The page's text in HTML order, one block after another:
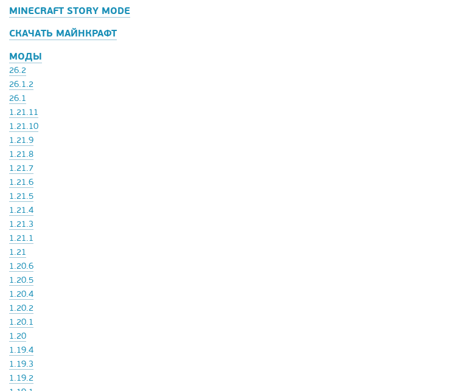
MINECRAFT STORY MODE
СКАЧАТЬ МАЙНКРАФТ
МОДЫ
26.2
26.1.2
26.1
1.21.11
1.21.10
1.21.9
1.21.8
1.21.7
1.21.6
1.21.5
1.21.4
1.21.3
1.21.1
1.21
1.20.6
1.20.5
1.20.4
1.20.2
1.20.1
1.20
1.19.4
1.19.3
1.19.2